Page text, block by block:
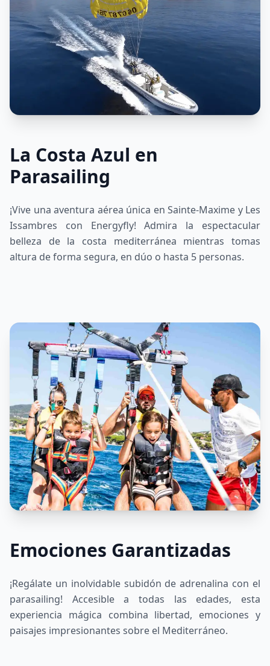
La Costa Azul en
Parasailing
¡Vive una aventura aérea única en Sainte-Maxime y Les
Issambres con Energyfly! Admira la espectacular
belleza de la costa mediterránea mientras tomas
altura de forma segura, en dúo o hasta 5 personas.
Emociones Garantizadas
¡Regálate un inolvidable subidón de adrenalina con el
parasailing! Accesible a todas las edades, esta
experiencia mágica combina libertad, emociones y
paisajes impresionantes sobre el Mediterráneo.